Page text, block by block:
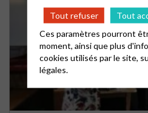
Tout refuser
Tout
Ces paramètres pourront
moment, ainsi que plus
cookies utilisés par le site,
légales.